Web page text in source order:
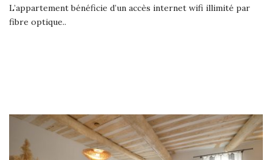
L’appartement bénéficie d’un accès internet wifi illimité par
fibre optique..